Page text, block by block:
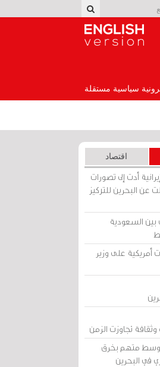
سياسية مستقلة
اقتصاد
أدت إلى تصورات
عن البحرين للتركيز
بين السعودية
على وزير
تجاوزت الزمن
متهم بخرق
في البحرين